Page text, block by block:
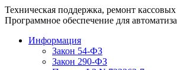
Техническая поддержка, ремонт кассовых
Программное обеспечение для
Информация
Закон 54-ФЗ
Закон 290-ФЗ